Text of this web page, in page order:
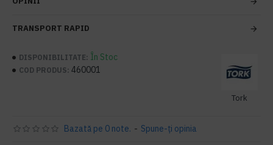
TRANSPORT RAPID
DISPONIBILITATE: În Stoc
COD PRODUS: 460001
Tork
Bazată pe 0 note. - Spune-ţi opinia